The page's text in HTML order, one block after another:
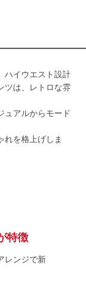
ハイウエスト設計
ツは、レトロな雰
ュアルからモード
れを格上げしま
特徴
レンジで新